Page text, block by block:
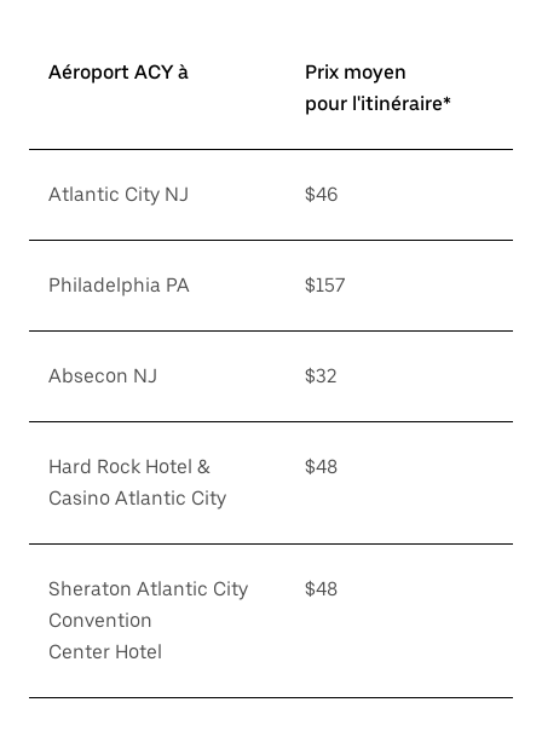
Aéroport ACY à
Prix moyen
pour l'itinéraire*
Atlantic City NJ $46
Philadelphia PA $157
Absecon NJ $32
Hard Rock Hotel &
Casino Atlantic City
$48
Sheraton Atlantic City
Convention
Center Hotel
$48